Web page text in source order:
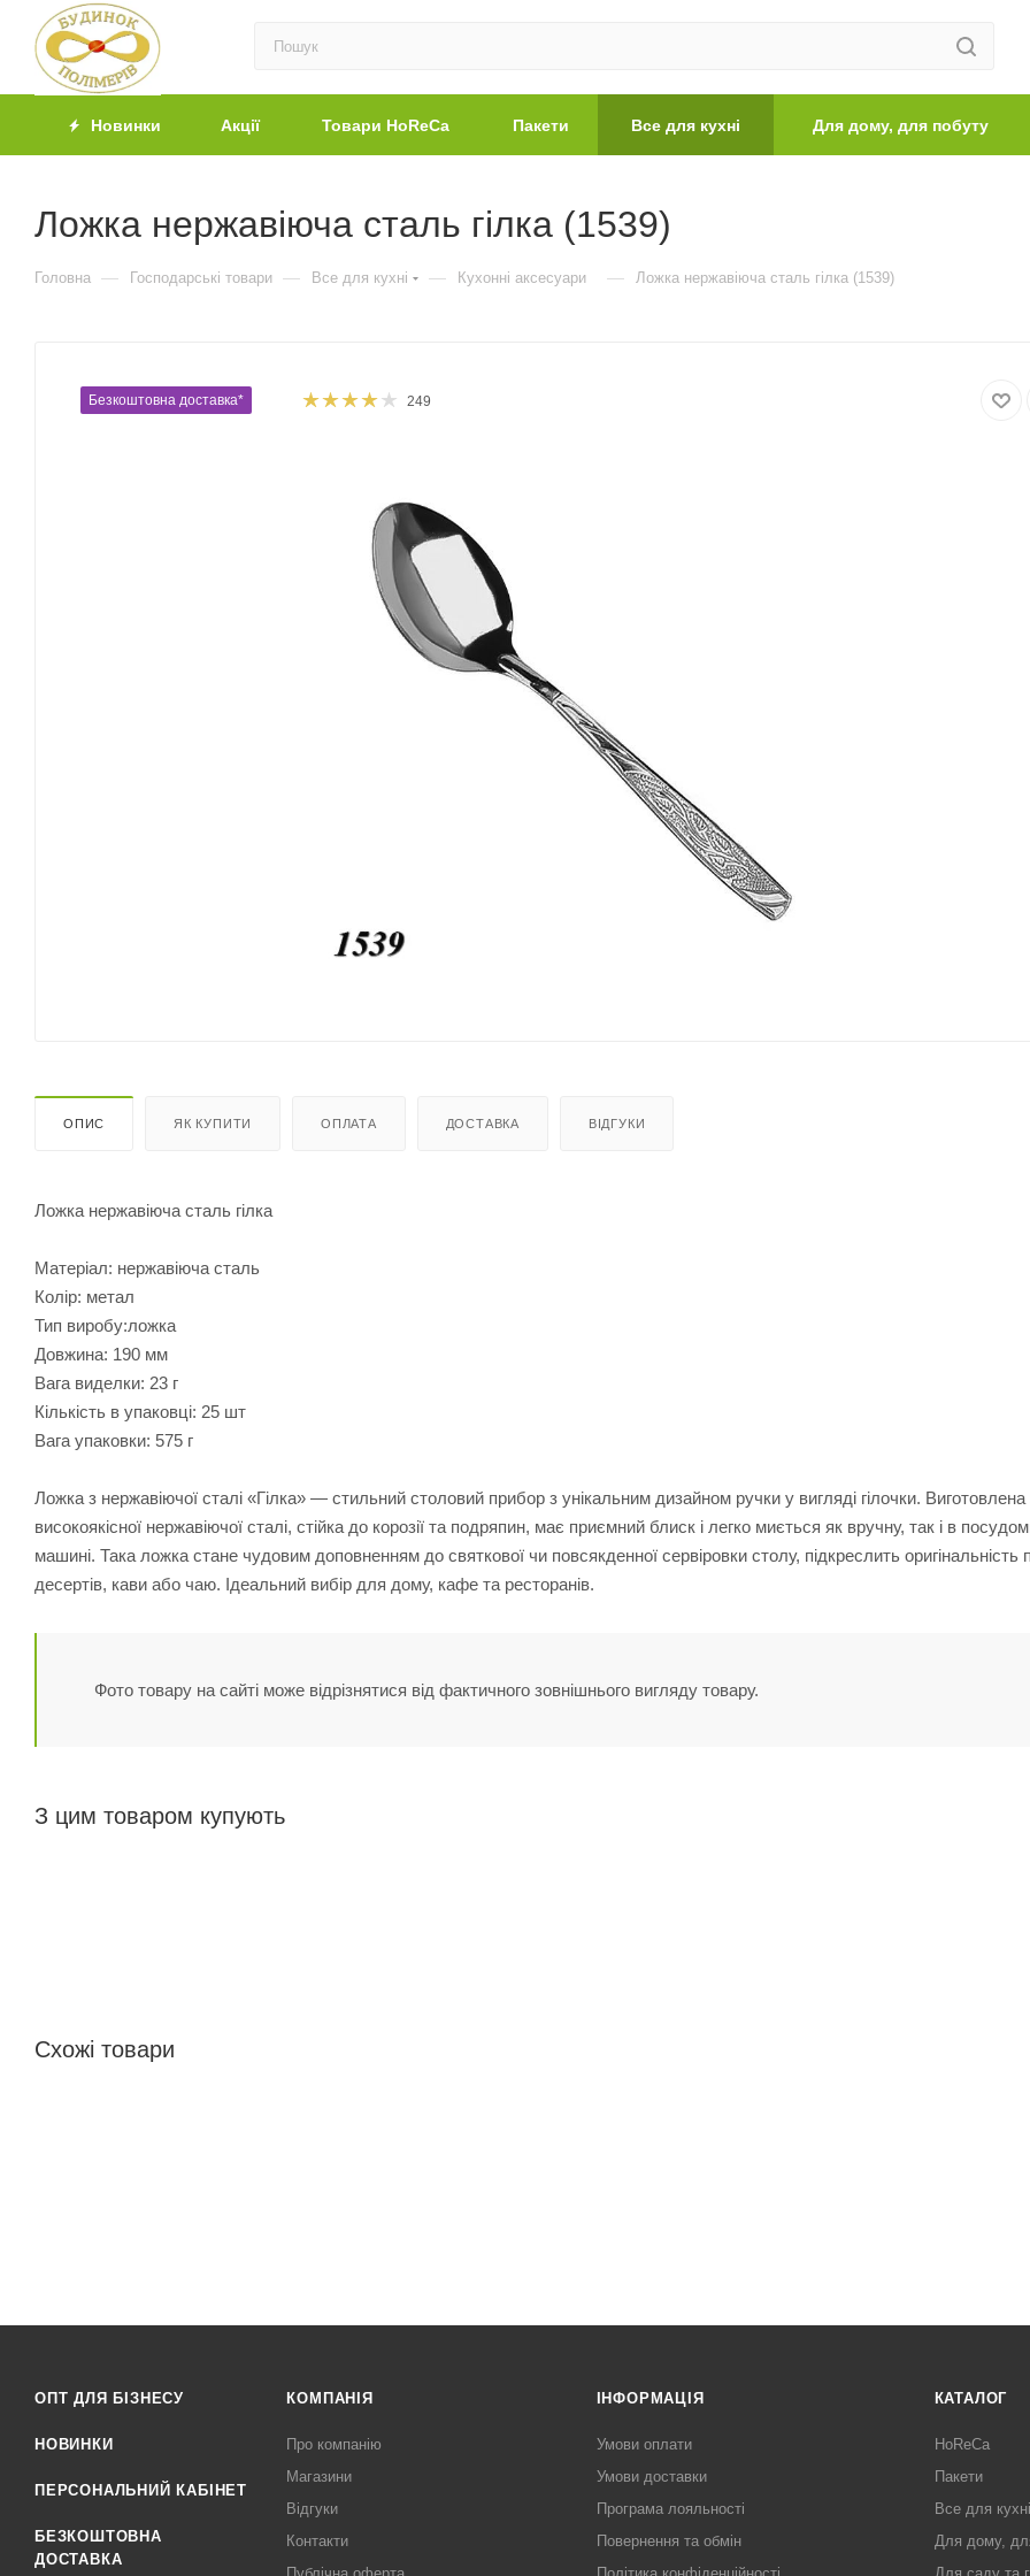
Новинки Акції Товари HoReCa Пакети Все для кухні Для дому, для побуту
Ложка нержавіюча сталь гілка (1539)
Головна — Господарські товари — Все для кухні — Кухонні аксесуари — Ложка нержавіюча сталь гілка (1539)
Безкоштовна доставка* 249
ОПИС ЯК КУПИТИ ОПЛАТА ДОСТАВКА ВІДГУКИ
Ложка нержавіюча сталь гілка
Матеріал: нержавіюча сталь
Колір: метал
Тип виробу:ложка
Довжина: 190 мм
Вага виделки: 23 г
Кількість в упаковці: 25 шт
Вага упаковки: 575 г
Ложка з нержавіючої сталі «Гілка» — стильний столовий прибор з унікальним дизайном ручки у вигляді гілочки. Виготовлена
високоякісної нержавіючої сталі, стійка до корозії та подряпин, має приємний блиск і легко миється як вручну, так і в
машині. Така ложка стане чудовим доповненням до святкової чи повсякденної сервіровки столу, підкреслить оригінальність
десертів, кави або чаю. Ідеальний вибір для дому, кафе та ресторанів.
Фото товару на сайті може відрізнятися від фактичного зовнішнього вигляду товару.
З цим товаром купують
Схожі товари
ОПТ ДЛЯ БІЗНЕСУ
НОВИНКИ
ПЕРСОНАЛЬНИЙ КАБІНЕТ
БЕЗКОШТОВНА
ДОСТАВКА
КОМПАНІЯ
Про компанію
Магазини
Відгуки
Контакти
ІНФОРМАЦІЯ
Умови оплати
Умови доставки
Програма лояльності
Повернення та обмін
КАТАЛОГ
HoReCa
Пакети
Все для кухні
Для дому,